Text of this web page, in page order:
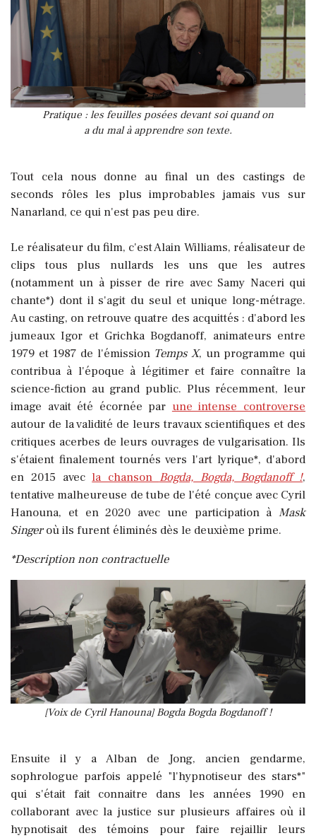
Pratique : les feuilles posées devant soi quand on
a du mal à apprendre son texte.
Tout cela nous donne au final un des castings de
seconds rôles les plus improbables jamais vus sur
Nanarland, ce qui n'est pas peu dire.
Le réalisateur du film, c'est Alain Williams, réalisateur de
clips tous plus nullards les uns que les autres
(notamment un à pisser de rire avec Samy Naceri qui
chante*) dont il s'agit du seul et unique long-métrage.
Au casting, on retrouve quatre des acquittés : d'abord les
jumeaux Igor et Grichka Bogdanoff, animateurs entre
1979 et 1987 de l'émission Temps X, un programme qui
contribua à l'époque à légitimer et faire connaître la
science-fiction au grand public. Plus récemment, leur
image avait été écornée par une intense controverse
autour de la validité de leurs travaux scientifiques et des
critiques acerbes de leurs ouvrages de vulgarisation. Ils
s'étaient finalement tournés vers l'art lyrique*, d'abord
en 2015 avec la chanson Bogda, Bogda, Bogdanoff !,
tentative malheureuse de tube de l'été conçue avec Cyril
Hanouna, et en 2020 avec une participation à Mask
Singeroù ils furent éliminés dès le deuxième prime.
*Description non contractuelle
[Voix de Cyril Hanouna] Bogda Bogda Bogdanoff !
Ensuite il y a Alban de Jong, ancien gendarme,
sophrologue parfois appelé "l'hypnotiseur des stars*"
qui s'était fait connaitre dans les années 1990 en
collaborant avec la justice sur plusieurs affaires où il
hypnotisait des témoins pour faire rejaillir leurs